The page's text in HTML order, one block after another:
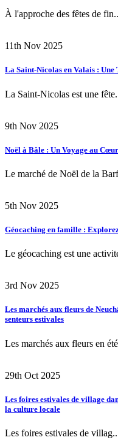
À l'approche des fêtes de
11th Nov 2025
La Saint-Nicolas en Valais :
La Saint-Nicolas est une
9th Nov 2025
Noël à Bâle : Un Voyage au
Le marché de Noël de la
5th Nov 2025
Géocaching en famille :
Le géocaching est une
3rd Nov 2025
Les marchés aux fleurs de
senteurs estivales
Les marchés aux fleurs en
29th Oct 2025
Les foires estivales de village
la culture locale
Les foires estivales de